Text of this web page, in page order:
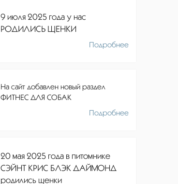
9 июля 2025 года у нас
РОДИЛИСЬ ЩЕНКИ
Подробнее
На сайт добавлен новый раздел
ФИТНЕС ДЛЯ СОБАК
Подробнее
20 мая 2025 года в питомнике
СЭЙНТ КРИС БЛЭК ДАЙМОНД
родились щенки